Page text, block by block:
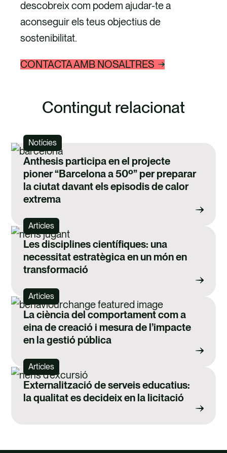
descobreix com podem ajudar-te a
aconseguir els teus objectius de
sostenibilitat.
CONTACTA AMB NOSALTRES
Contingut relacionat
Notícies
Anthesis participa en el projecte
pioner “Barcelona a 50º” per preparar
la ciutat davant els episodis de calor
extrema
Articles
Les disciplines científiques: una
necessitat estratègica en un món en
transformació
Articles
La ciència del comportament com a
eina de creació i mesura de l’impacte
en la gestió pública
Articles
Externalització de serveis educatius:
la qualitat es decideix en la licitació